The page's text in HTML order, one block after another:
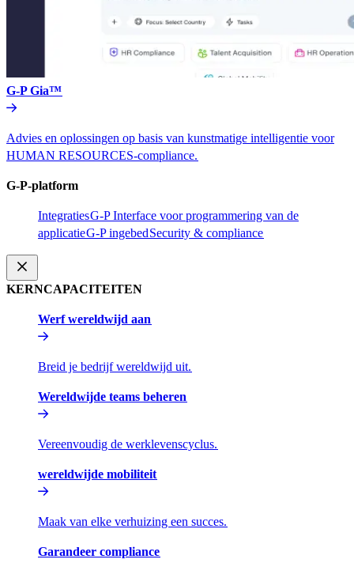
G-P Gia™​​
Advies en oplossingen op basis van kunstmatige intelligentie voor
HUMAN RESOURCES-compliance.​​
G-P-platform​​
Integraties​​G-P Interface voor programmering van de
applicatie​​G-P ingebed​​Security & compliance​​
KERNCAPACITEITEN​​
Werf wereldwijd aan​​
Breid je bedrijf wereldwijd uit.​​
Wereldwijde teams beheren​​
Vereenvoudig de werklevenscyclus.​​
wereldwijde mobiliteit​​
Maak van elke verhuizing een succes.​​
Garandeer compliance​​